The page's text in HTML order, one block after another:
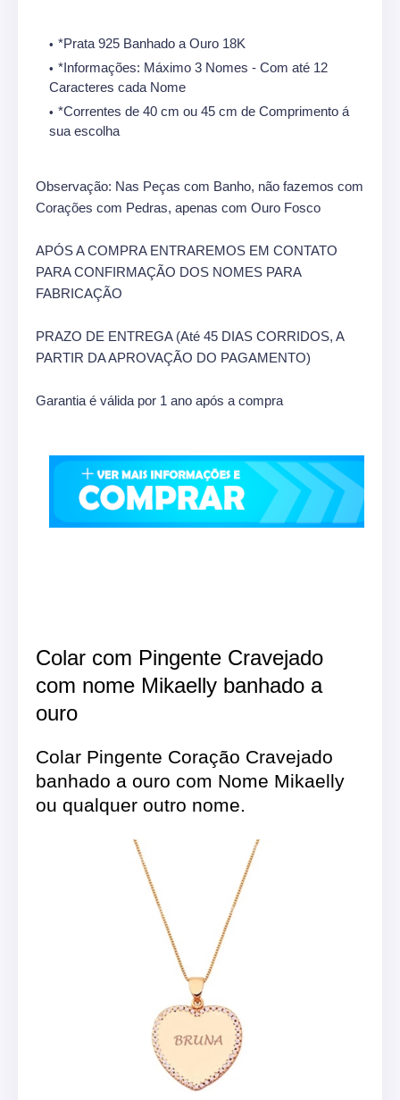
*Prata 925 Banhado a Ouro 18K
*Informações: Máximo 3 Nomes - Com até 12
Caracteres cada Nome
*Correntes de 40 cm ou 45 cm de Comprimento á
sua escolha
Observação: Nas Peças com Banho, não fazemos com
Corações com Pedras, apenas com Ouro Fosco
APÓS A COMPRA ENTRAREMOS EM CONTATO
PARA CONFIRMAÇÃO DOS NOMES PARA
FABRICAÇÃO
PRAZO DE ENTREGA (Até 45 DIAS CORRIDOS, A
PARTIR DA APROVAÇÃO DO PAGAMENTO)
Garantia é válida por 1 ano após a compra
Colar com Pingente Cravejado
com nome Mikaelly banhado a
ouro
Colar Pingente Coração Cravejado
banhado a ouro com Nome Mikaelly
ou qualquer outro nome.